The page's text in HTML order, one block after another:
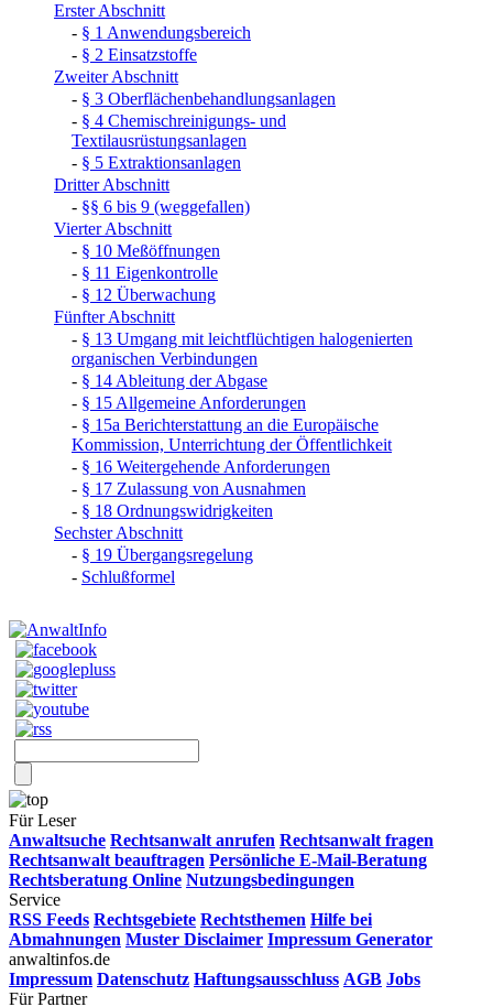
Erster Abschnitt
- § 1 Anwendungsbereich
- § 2 Einsatzstoffe
Zweiter Abschnitt
- § 3 Oberflächenbehandlungsanlagen
- § 4 Chemischreinigungs- und
Textilausrüstungsanlagen
- § 5 Extraktionsanlagen
Dritter Abschnitt
- §§ 6 bis 9 (weggefallen)
Vierter Abschnitt
- § 10 Meßöffnungen
- § 11 Eigenkontrolle
- § 12 Überwachung
Fünfter Abschnitt
- § 13 Umgang mit leichtflüchtigen halogenierten
organischen Verbindungen
- § 14 Ableitung der Abgase
- § 15 Allgemeine Anforderungen
- § 15a Berichterstattung an die Europäische
Kommission, Unterrichtung der Öffentlichkeit
- § 16 Weitergehende Anforderungen
- § 17 Zulassung von Ausnahmen
- § 18 Ordnungswidrigkeiten
Sechster Abschnitt
- § 19 Übergangsregelung
- Schlußformel
Für Leser
Anwaltsuche Rechtsanwalt anrufen Rechtsanwalt fragen
Rechtsanwalt beauftragen Persönliche E-Mail-Beratung
Rechtsberatung Online Nutzungsbedingungen
Service
RSS Feeds Rechtsgebiete Rechtsthemen Hilfe bei
Abmahnungen Muster Disclaimer Impressum Generator
anwaltinfos.de
Impressum Datenschutz Haftungsausschluss AGB Jobs
Für Partner